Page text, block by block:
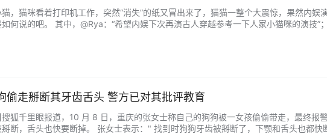
，猫咪看着打印机工作，突然“消失”的纸又冒出来了，猫猫一整个大震惊，果然内娱
何说的吧。 其中，@Rya：“希望内娱下次再演古人穿越参考一下人家小猫咪的演技”
偷走掰断其牙齿舌头 警方已对其批评教育
狐千里眼报道，10 月 8 日，重庆的张女士称自己的狗狗被一女孩偷偷带走，最终报
断，舌头也快要断掉。 张女士表示：" 找到时狗狗牙齿被掰断了，下颚和舌头也都快